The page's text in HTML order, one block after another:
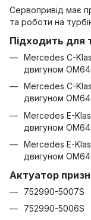
Сервопривід має
та роботи на
Підходить для
Mercedes C-
двигуном
Mercedes C-
двигуном
Mercedes E-
двигуном
Mercedes E-
двигуном
Актуатор
752990-5007S
752990-5006S